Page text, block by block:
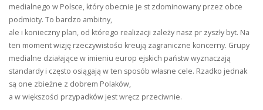
medialnego w Polsce, który obecnie je st zdominowany przez obce
podmioty. To bardzo ambitny,
ale i konieczny plan, od którego realizacji zależy nasz pr zyszły byt. Na
ten moment wizję rzeczywistości kreują zagraniczne koncerny. Grupy
medialne działające w imieniu europ ejskich państw wyznaczają
standardy i często osiągają w ten sposób własne cele. Rzadko jednak
są one zbieżne z dobrem Polaków,
a w większości przypadków jest wręcz przeciwnie.